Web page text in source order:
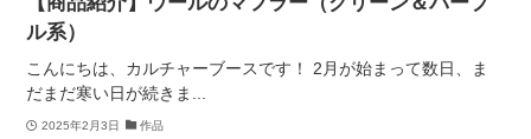
ル系）
こんにちは、カルチャーブースです！ 2月が始まって数日、ま
だまだ寒い日が続きま...
2025年2月3日 作品